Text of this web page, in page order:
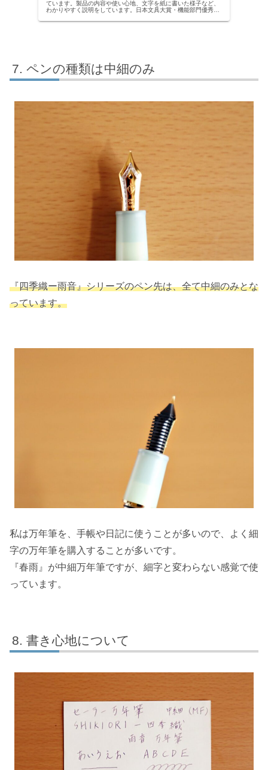
ています。製品の内容や使い心地、文字を紙に書いた様子など、
わかりやすく説明をしています。日本文具大賞・機能部門優秀賞
ペンの種類は中細のみ
『四季織ー雨音』シリーズのペン先は、全て中細のみとな
っています。
私は万年筆を、手帳や日記に使うことが多いので、よく細
字の万年筆を購入することが多いです。
『春雨』が中細万年筆ですが、細字と変わらない感覚で使
っています。
書き心地について